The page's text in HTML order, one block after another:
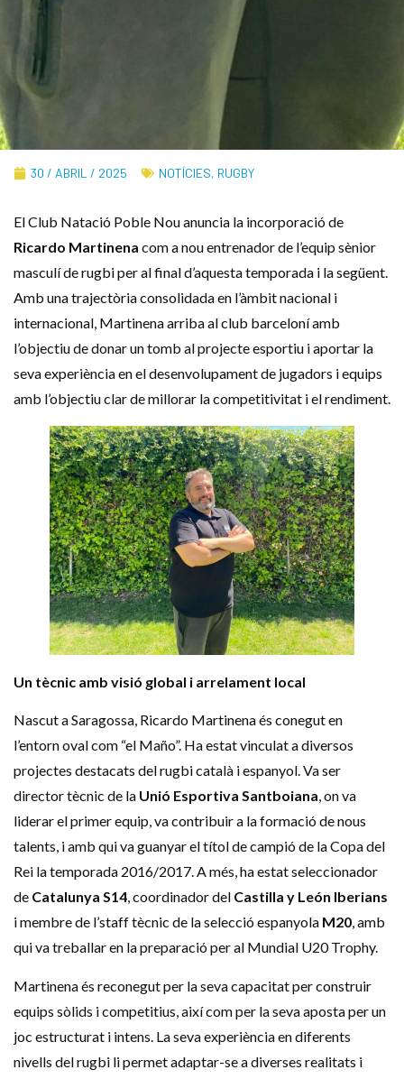
30 / ABRIL / 2025 NOTÍCIES, RUGBY
El Club Natació Poble Nou anuncia la incorporació de
Ricardo Martinena com a nou entrenador de l’equip sènior
masculí de rugbi per al final d’aquesta temporada i la següent.
Amb una trajectòria consolidada en l’àmbit nacional i
internacional, Martinena arriba al club barceloní amb
l’objectiu de donar un tomb al projecte esportiu i aportar la
seva experiència en el desenvolupament de jugadors i equips
amb l’objectiu clar de millorar la competitivitat i el rendiment.
Un tècnic amb visió global i arrelament local
Nascut a Saragossa, Ricardo Martinena és conegut en
l’entorn oval com “el Maño”. Ha estat vinculat a diversos
projectes destacats del rugbi català i espanyol. Va ser
director tècnic de la Unió Esportiva Santboiana, on va
liderar el primer equip, va contribuir a la formació de nous
talents, i amb qui va guanyar el títol de campió de la Copa del
Rei la temporada 2016/2017. A més, ha estat seleccionador
de Catalunya S14, coordinador del Castilla y León Iberians
i membre de l’staff tècnic de la selecció espanyola M20, amb
qui va treballar en la preparació per al Mundial U20 Trophy. ​
Martinena és reconegut per la seva capacitat per construir
equips sòlids i competitius, així com per la seva aposta per un
joc estructurat i intens. La seva experiència en diferents
nivells del rugbi li permet adaptar-se a diverses realitats i